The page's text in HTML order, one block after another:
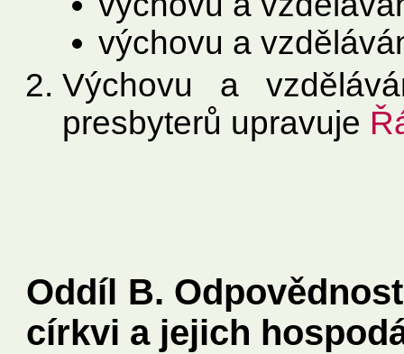
výchovu a
Výchovu a
presbyterů upravuje
Oddíl B.
církvi a jejich